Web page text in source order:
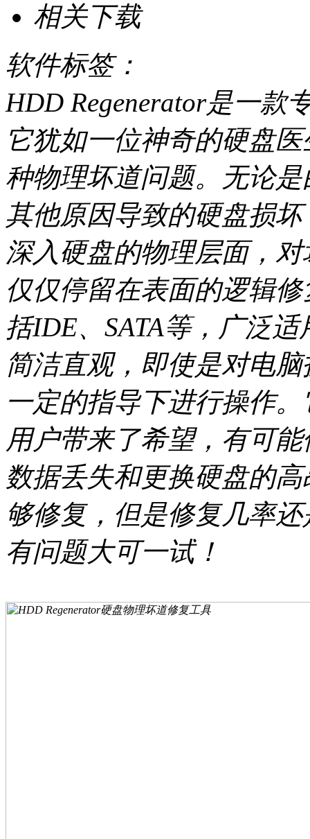
相关下载
软件标签：
HDD Regenerator是一款
它犹如一位神奇的硬盘
种物理坏道问题。无论
其他原因导致的硬盘损
深入硬盘的物理层面，
仅仅停留在表面的逻辑
括IDE、SATA等，广泛
简洁直观，即使是对电
一定的指导下进行操作
用户带来了希望，有可
数据丢失和更换硬盘的
够修复，但是修复几率
有问题大可一试！